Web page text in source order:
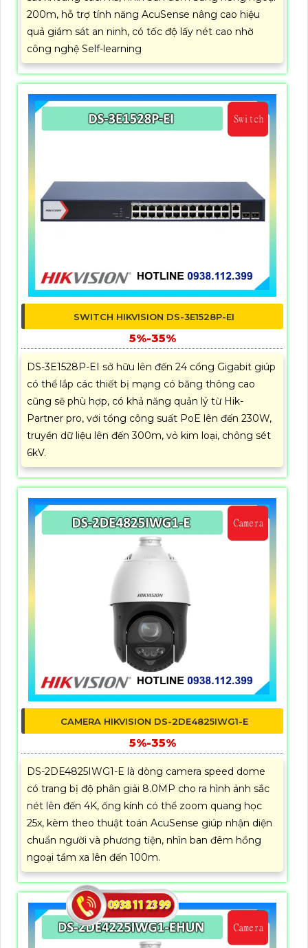
200m, hỗ trợ tính năng AcuSense nâng cao hiệu
quả giám sát an ninh, có tốc độ lấy nét cao nhờ
công nghệ Self-learning
SWITCH HIKVISION DS-3E1528P-EI
5%-35%
DS-3E1528P-EI sở hữu lên đến 24 cổng Gigabit giúp
có thể lắp các thiết bị mạng có băng thông cao
cũng sẽ phù hợp, có khả năng quản lý từ Hik-
Partner pro, với tổng công suất PoE lên đến 230W,
truyền dữ liệu lên đến 300m, vỏ kim loại, chông sét
6kV.
CAMERA HIKVISION DS-2DE4825IWG1-E
5%-35%
DS-2DE4825IWG1-E là dòng camera speed dome
có trang bị độ phân giải 8.0MP cho ra hình ảnh sắc
nét lên đến 4K, ống kính có thể zoom quang học
25x, kèm theo thuật toán AcuSense giúp nhận diện
chuẩn người và phương tiện, nhìn ban đêm hồng
ngoại tầm xa lên đến 100m.